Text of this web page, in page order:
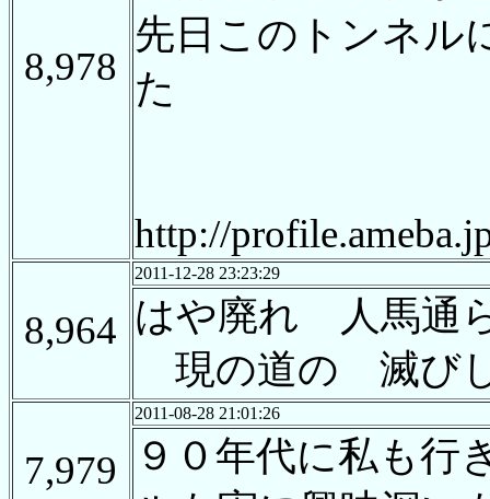
8,978
先日このトンネル
た
http://
8,964
2011-12-28 23:23:29
はや廃れ 人馬通
現の道の 滅び
7,979
2011-08-28 21:01:26
９０年代に私も行